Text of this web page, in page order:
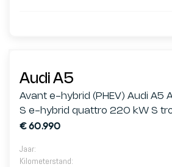
Audi A5
Avant e-hybrid (PHEV) Audi A5
S e-hybrid quattro 220 kW S
€ 60.990
Jaar:
Kilometerstand: